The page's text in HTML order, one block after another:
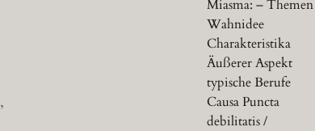
Miasma: – Themen
Wahnidee
Charakteristika
Äußerer Aspekt
typische Berufe
Causa Puncta
debilitatis /